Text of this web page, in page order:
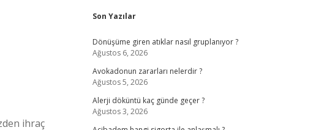
ihraç
Sidebar
Son Yazılar
Dönüşüme giren atıklar nasıl gruplanıyor ?
Ağustos 6, 2026
Avokadonun zararları nelerdir ?
Ağustos 5, 2026
Alerji döküntü kaç günde geçer ?
Ağustos 3, 2026